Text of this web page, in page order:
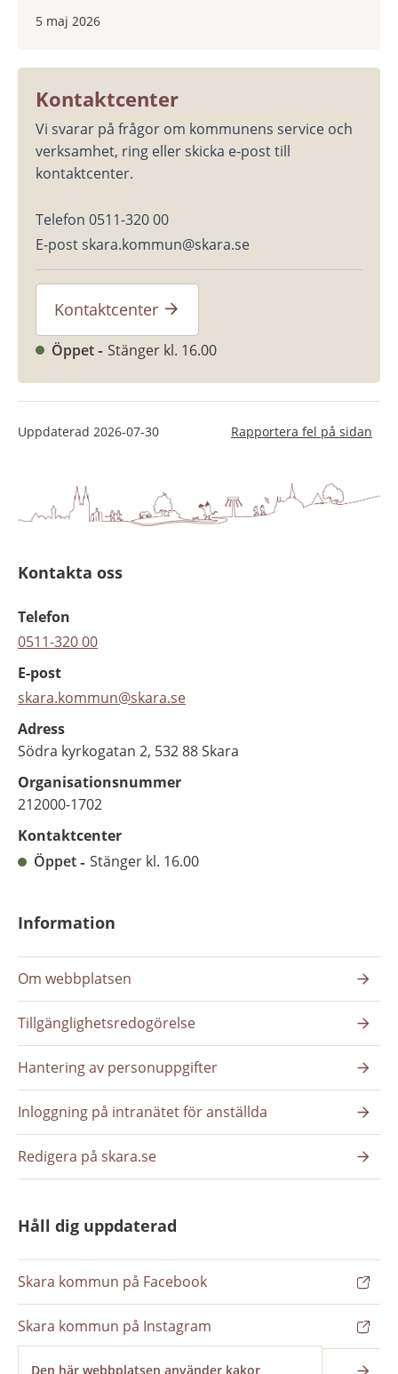
Den här webbplatsen använder kakor
5 maj 2026
Kontaktcenter
Vi svarar på frågor om kommunens service och
verksamhet, ring eller skicka e-post till
kontaktcenter.
Telefon 0511-320 00
E-post skara.kommun@skara.se
Kontaktcenter
Öppet Stänger kl. 16.00
Uppdaterad 2026-07-30 Rapportera fel på sidan
Kontakta oss
Telefon
0511-320 00
E-post
skara.kommun@skara.se
Adress
Södra kyrkogatan 2, 532 88 Skara
Organisationsnummer
212000-1702
Kontaktcenter
Öppet
Stänger kl. 16.00
Information
Om webbplatsen
Tillgänglighetsredogörelse
Hantering av personuppgifter
Inloggning på intranätet för anställda
Redigera på skara.se
Håll dig uppdaterad
Skara kommun på Facebook
Skara kommun på Instagram